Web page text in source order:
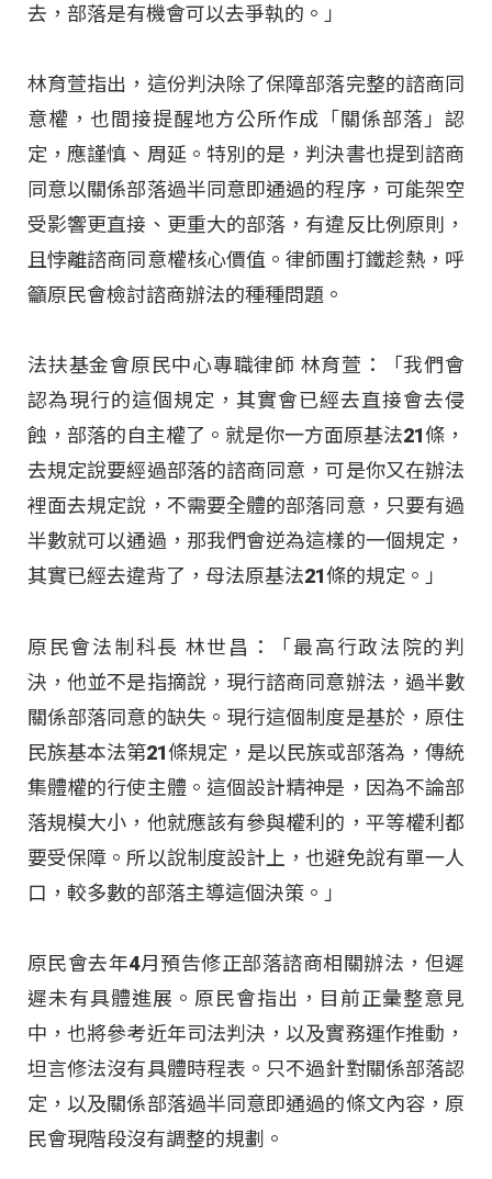
去，部落是有機會可以去爭執的。」
林育萱指出，這份判決除了保障部落完整的諮商同
意權，也間接提醒地方公所作成「關係部落」認
定，應謹慎、周延。特別的是，判決書也提到諮商
同意以關係部落過半同意即通過的程序，可能架空
受影響更直接、更重大的部落，有違反比例原則，
且悖離諮商同意權核心價值。律師團打鐵趁熱，呼
籲原民會檢討諮商辦法的種種問題。
法扶基金會原民中心專職律師 林育萱：「我們會
認為現行的這個規定，其實會已經去直接會去侵
蝕，部落的自主權了。就是你一方面原基法21條，
去規定說要經過部落的諮商同意，可是你又在辦法
裡面去規定說，不需要全體的部落同意，只要有過
半數就可以通過，那我們會逆為這樣的一個規定，
其實已經去違背了，母法原基法21條的規定。」
原民會法制科長 林世昌：「最高行政法院的判
決，他並不是指摘說，現行諮商同意辦法，過半數
關係部落同意的缺失。現行這個制度是基於，原住
民族基本法第21條規定，是以民族或部落為，傳統
集體權的行使主體。這個設計精神是，因為不論部
落規模大小，他就應該有參與權利的，平等權利都
要受保障。所以說制度設計上，也避免說有單一人
口，較多數的部落主導這個決策。」
原民會去年4月預告修正部落諮商相關辦法，但遲
遲未有具體進展。原民會指出，目前正彙整意見
中，也將參考近年司法判決，以及實務運作推動，
坦言修法沒有具體時程表。只不過針對關係部落認
定，以及關係部落過半同意即通過的條文內容，原
民會現階段沒有調整的規劃。